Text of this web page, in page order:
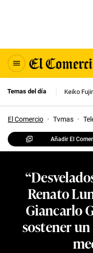
Temas del día Keiko
El Comercio · Tvmas ·
Añadir El
Renato
Giancarlo
sostener